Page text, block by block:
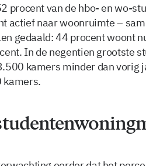
procent van de hbo- en wo-
actief naar woonruimte –
gedaald: 44 procent woont
In de negentien grootste
kamers minder dan vorig
kamers.